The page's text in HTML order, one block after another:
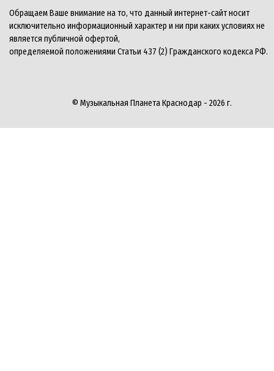
Обращаем Ваше внимание на то, что данный интернет-сайт носит
исключительно информационный характер и ни при каких условиях не
является публичной офертой,
определяемой положениями Статьи 437 (2) Гражданского кодекса РФ.
© Музыкальная Планета Краснодар - 2026 г.